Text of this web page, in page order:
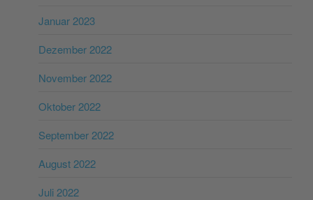
Januar 2023
Dezember 2022
November 2022
Oktober 2022
September 2022
August 2022
Juli 2022